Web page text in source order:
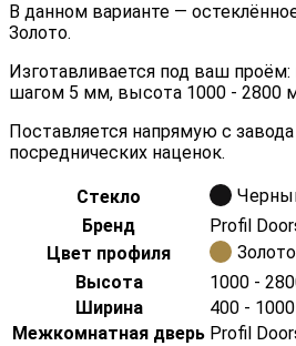
В данном варианте —
Золото.
Изготавливается под ваш
шагом 5 мм, высота 1000 - 2800
Поставляется напрямую с
посреднических наценок.
Стекло
Бренд
Profil
Цвет профиля
Золото
Высота
1000 -
Ширина
400 -
Межкомнатная дверь Profil